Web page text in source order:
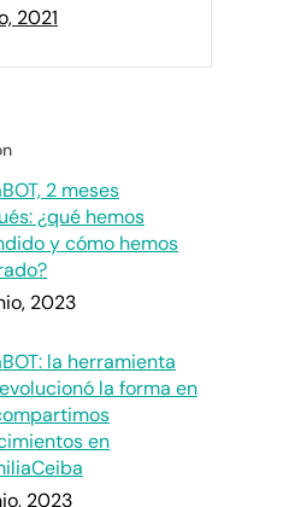
2021
2 meses
¿qué hemos
y cómo hemos
2023
la herramienta
la forma en
en
2023